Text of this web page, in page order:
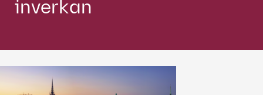
inverkan